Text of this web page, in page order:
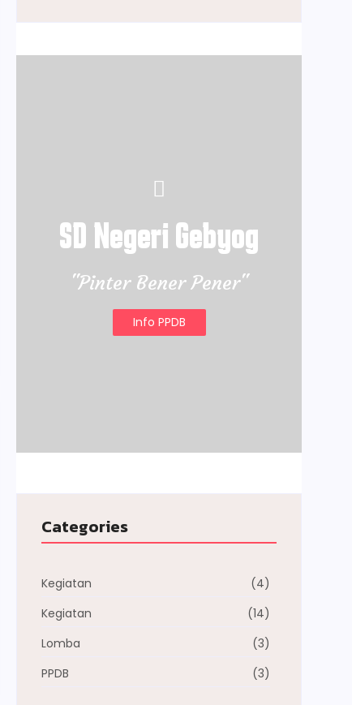
SD Negeri Gebyog
"Pinter Bener Pener"
Info PPDB
Categories
Kegiatan
(4)
Kegiatan
(14)
Lomba
(3)
PPDB
(3)